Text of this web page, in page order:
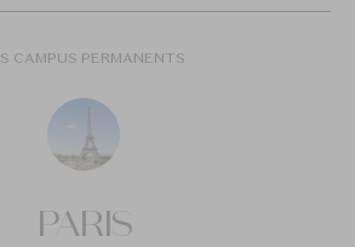
CAMPUS PERMANENTS
PARIS